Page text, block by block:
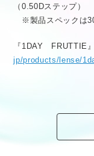
（0.50Dステップ）
※製品スペックは30
『1DAY FRUTTIE
jp/products/lense/